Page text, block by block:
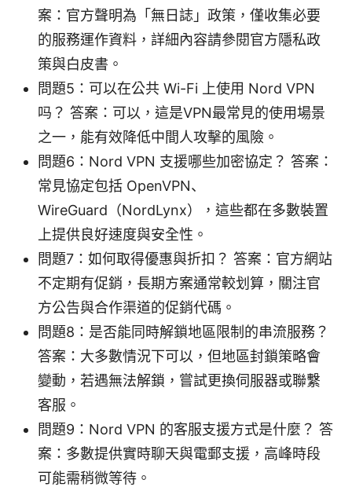
案：官方聲明為「無日誌」政策，僅收集必要
的服務運作資料，詳細內容請參閱官方隱私政
策與白皮書。
問題5：可以在公共 Wi-Fi 上使用 Nord VPN
吗？ 答案：可以，這是VPN最常見的使用場景
之一，能有效降低中間人攻擊的風險。
問題6：Nord VPN 支援哪些加密協定？ 答案：
常見協定包括 OpenVPN、
WireGuard（NordLynx），這些都在多數裝置
上提供良好速度與安全性。
問題7：如何取得優惠與折扣？ 答案：官方網站
不定期有促銷，長期方案通常較划算，關注官
方公告與合作渠道的促銷代碼。
問題8：是否能同時解鎖地區限制的串流服務？
答案：大多數情況下可以，但地區封鎖策略會
變動，若遇無法解鎖，嘗試更換伺服器或聯繫
客服。
問題9：Nord VPN 的客服支援方式是什麼？ 答
案：多數提供實時聊天與電郵支援，高峰時段
可能需稍微等待。